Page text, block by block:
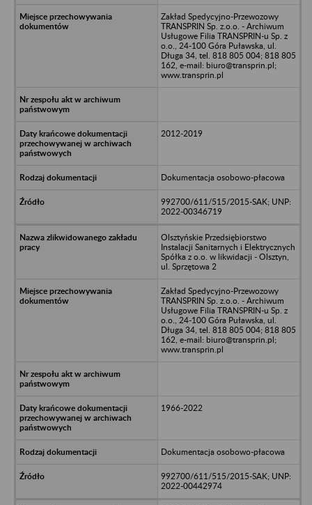
Zakład Spedycyjno-Przewozowy
TRANSPRIN Sp. z.o.o. - Archiwum
Usługowe Filia TRANSPRIN-u Sp. z
o.o., 24-100 Góra Puławska, ul.
Długa 34, tel. 818 805 004; 818 805
162, e-mail: biuro@transprin.pl;
www.transprin.pl
2012-2019
Dokumentacja osobowo-płacowa
992700/611/515/2015-SAK; UNP:
2022-00346719
Olsztyńskie Przedsiębiorstwo
Instalacji Sanitarnych i Elektrycznych
Spółka z o.o. w likwidacji - Olsztyn,
ul. Sprzętowa 2
Zakład Spedycyjno-Przewozowy
TRANSPRIN Sp. z.o.o. - Archiwum
Usługowe Filia TRANSPRIN-u Sp. z
o.o., 24-100 Góra Puławska, ul.
Długa 34, tel. 818 805 004; 818 805
162, e-mail: biuro@transprin.pl;
www.transprin.pl
1966-2022
Dokumentacja osobowo-płacowa
992700/611/515/2015-SAK; UNP:
2022-00442974